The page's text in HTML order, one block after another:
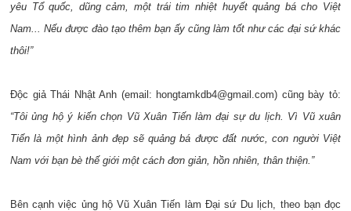
yêu Tổ quốc, dũng cảm, một trái tim nhiệt huyết quảng bá cho Việt
Nam... Nếu được đào tạo thêm bạn ấy cũng làm tốt như các đại sứ khác
thôi!”
Độc giả Thái Nhật Anh (email: hongtamkdb4@gmail.com) cũng bày tỏ:
“Tôi ủng hộ ý kiến chọn Vũ Xuân Tiến làm đại sự du lịch. Vì Vũ xuân
Tiến là một hình ảnh đẹp sẽ quảng bá được đất nước, con người Việt
Nam với bạn bè thế giới một cách đơn giản, hồn nhiên, thân thiện.”
Bên cạnh việc ủng hộ Vũ Xuân Tiến làm Đại sứ Du lịch, theo bạn đọc